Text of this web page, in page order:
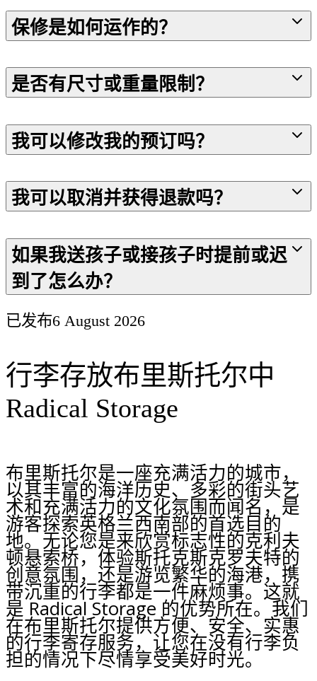
保修是如何运作的？
是否有尺寸或重量限制？
我可以修改我的预订吗？
我可以取消并获得退款吗？
如果我送孩子或接孩子时提前或迟
到了怎么办？
已发布6 August 2026
行李存放布里斯托尔中
Radical Storage
布里斯托尔是一座充满活力的城市，
以其丰富的海洋历史、多彩的街头艺
术和充满活力的文化氛围而闻名，是
游客探索英格兰西南部的首选目的
地。无论您是来欣赏标志性的克利夫
顿悬索桥，体验斯托克斯克罗夫特的
创意氛围，还是游览繁华的海港，携
带沉重的行李都是一件麻烦事。这就
是 Radical Storage 的优势所在。我们
在布里斯托尔提供方便、安全、实惠
的行李寄存服务，让您在没有行李负
担的情况下尽情享受美好时光。